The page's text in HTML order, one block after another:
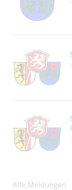
Alle Meldungen